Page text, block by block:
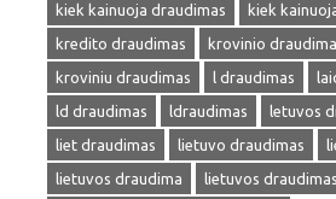
kiek kainuoja draudimas
kiek
kredito draudimas
krovinio
kroviniu draudimas
l draudimas
ld draudimas
ldraudimas
letuvos
liet draudimas
lietuvo draudimas
lietuvos draudima
lietuvos draudimas